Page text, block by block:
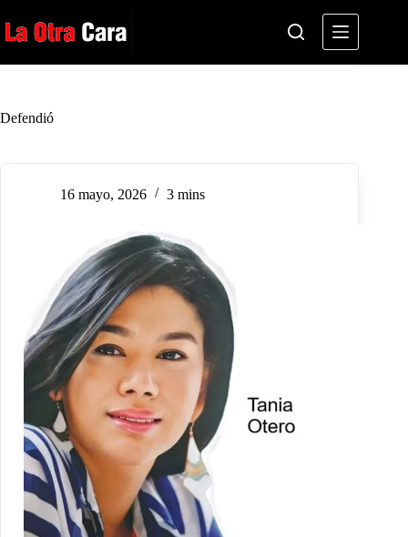
al
contenido
Defendió
16 mayo, 2026 3 mins